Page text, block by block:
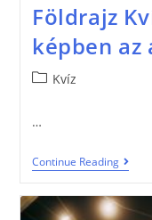
Földrajz
képben az
Kvíz
…
Continue Reading